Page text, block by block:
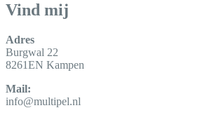
Vind mij
Adres
Burgwal 22
8261EN Kampen
Mail:
info@multipel.nl